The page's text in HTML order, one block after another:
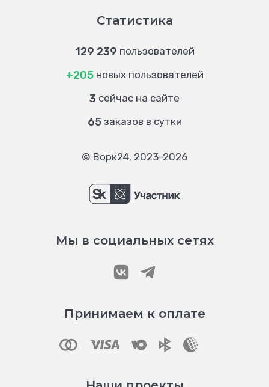
Статистика
129 239 пользователей
+205 новых пользователей
3 сейчас на сайте
65 заказов в сутки
© Ворк24, 2023-2026
Мы в социальных сетях
Принимаем к оплате